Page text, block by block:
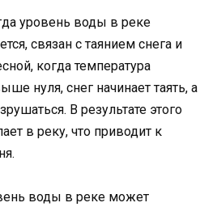
уровень воды в реке
связан с таянием снега и
когда температура
нуля, снег начинает таять, а
В результате этого
в реку, что приводит к
воды в реке может